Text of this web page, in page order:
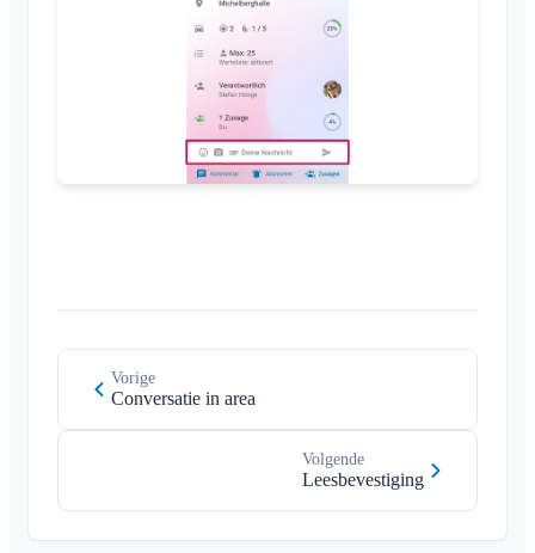
Aanmeldknop op verenigingswebsite
Naam van de Klubraum wijzigen
Klubraum sluiten
Vorige
Conversatie in area
Volgende
Leesbevestiging